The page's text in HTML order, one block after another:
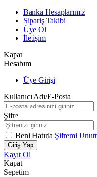
Banka Hesaplarımız
Sipariş Takibi
Üye Ol
İletişim
Kapat
Hesabım
Üye Girişi
Kullanıcı Adı/E-Posta
Şifre
Beni Hatırla Şifremi
Giriş Yap
Kayıt Ol
Kapat
Sepetim